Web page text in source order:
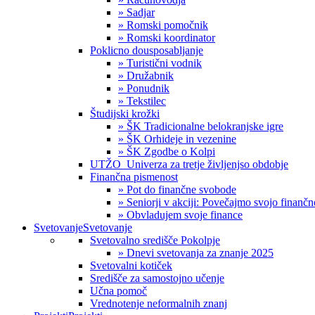
» Sadjar
» Romski pomočnik
» Romski koordinator
Poklicno dousposabljanje
» Turistični vodnik
» Družabnik
» Ponudnik
» Tekstilec
Študijski krožki
» ŠK Tradicionalne belokranjske igre
» ŠK Orhideje in vezenine
» ŠK Zgodbe o Kolpi
UTŽO_Univerza za tretje življenjso obdobje
Finančna pismenost
» Pot do finančne svobode
» Seniorji v akciji: Povečajmo svojo
» Obvladujem svoje finance
SvetovanjeSvetovanje
Svetovalno središče Pokolpje
» Dnevi svetovanja za znanje 2025
Svetovalni kotiček
Središče za samostojno učenje
Učna pomoč
Vrednotenje neformalnih znanj